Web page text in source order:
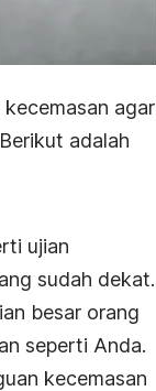
agar
adalah
ujian
sudah dekat.
besar orang
seperti Anda.
kecemasan